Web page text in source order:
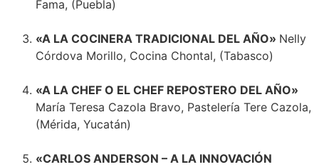
Fama, (Puebla)
«A LA COCINERA TRADICIONAL DEL AÑO» Nelly
Córdova Morillo, Cocina Chontal, (Tabasco)
«A LA CHEF O EL CHEF REPOSTERO DEL AÑO»
María Teresa Cazola Bravo, Pastelería Tere Cazola,
(Mérida, Yucatán)
«CARLOS ANDERSON – A LA INNOVACIÓN